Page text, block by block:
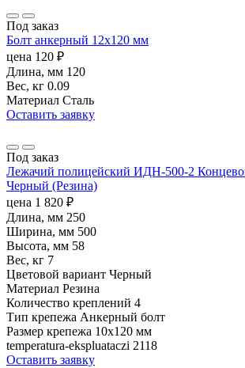
Под заказ
Болт анкерный 12х120 мм
цена 120 ₽
Длина, мм 120
Вес, кг 0.09
Материал Сталь
Оставить заявку
Под заказ
Лежачий полицейский ИДН-500-2
Черный (Резина)
цена 1 820 ₽
Длина, мм 250
Ширина, мм 500
Высота, мм 58
Вес, кг 7
Цветовой вариант Черный
Материал Резина
Количество креплений 4
Тип крепежа Анкерный болт
Размер крепежа 10х120 мм
temperatura-ekspluataczi 2118
Оставить заявку